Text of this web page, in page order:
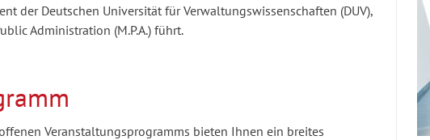
der Deutschen Universität für Verwaltungswissenschaften (DUV),
Administration (M.P.A.) führt.
Veranstaltungsprogramms bieten Ihnen ein breites